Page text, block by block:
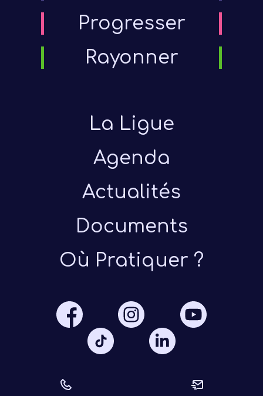
Progresser
Rayonner
La Ligue
Agenda
Actualités
Documents
Où Pratiquer ?